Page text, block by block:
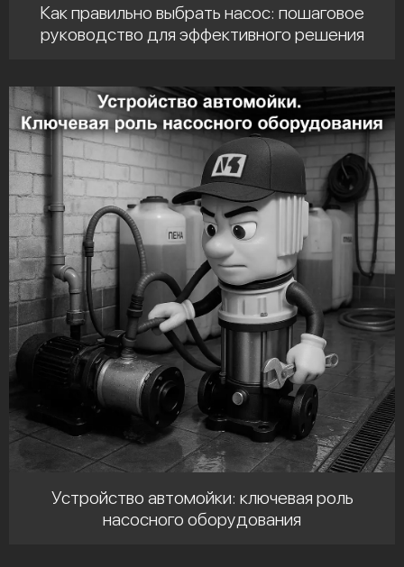
Как правильно выбрать насос: пошаговое
руководство для эффективного решения
Устройство автомойки: ключевая роль
насосного оборудования